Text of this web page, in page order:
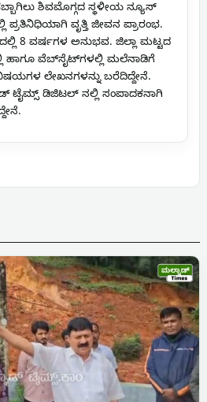
ಶಿವಮೊಗ್ಗದ ಸ್ಥಳೀಯ ನ್ಯೂಸ್
ವೃತ್ತಿ ಜೀವನ ಪ್ರಾರಂಭ.
8 ವರ್ಷಗಳ ಅನುಭವ. ಜಿಲ್ಲಾ ಮಟ್ಟದ
ಹಾಗೂ ವೆಬ್‌ಸೈಟ್‌ಗಳಲ್ಲಿ ಮಲೆನಾಡಿಗೆ
ಲೇಖನಗಳನ್ನು ಬರೆದಿದ್ದೇನೆ.
ಟೈಮ್ಸ್ ಡಿಜಿಟಲ್ ನಲ್ಲಿ ಸಂಪಾದಕನಾಗಿ